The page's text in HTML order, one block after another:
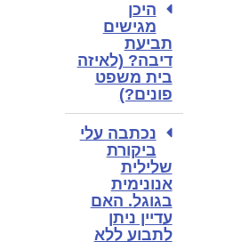
היכן
מגישים
תביעת
דיבה? (לאיזה
בית משפט
פונים?)
נכתבה עלי
ביקורת
שלילית
אנונימית
בגוגל. האם
עדיין ניתן
לתבוע ללא